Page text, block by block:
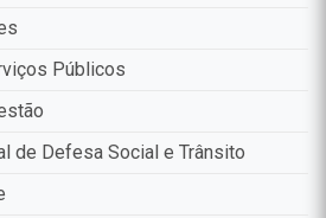
Públicos
de Defesa Social e Trânsito